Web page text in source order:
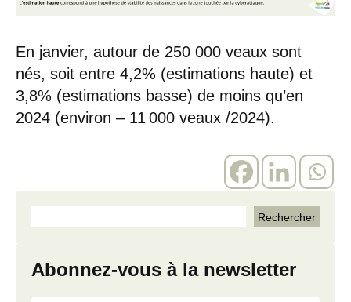
En janvier, autour de 250 000 veaux sont
nés, soit entre 4,2% (estimations haute) et
3,8% (estimations basse) de moins qu’en
2024 (environ – 11 000 veaux /2024).
Abonnez-vous à la newsletter